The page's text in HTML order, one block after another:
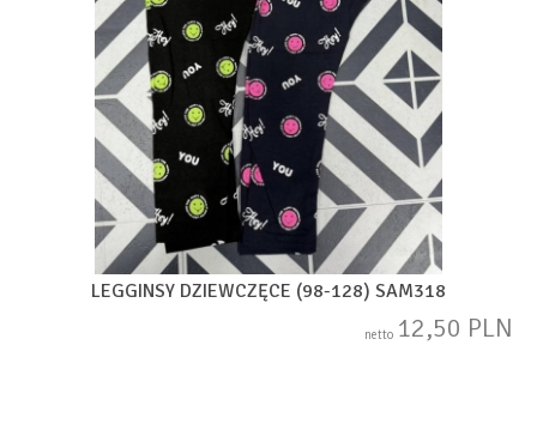
LEGGINSY DZIEWCZĘCE (98-128) SAM318
netto 12,50 PLN